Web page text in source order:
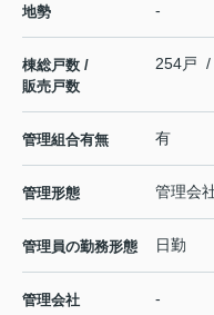
地勢 -
棟総戸数 /
販売戸数
254戸 /
管理組合有無 有
管理形態 管理会
管理員の勤務形態 日勤
管理会社 -